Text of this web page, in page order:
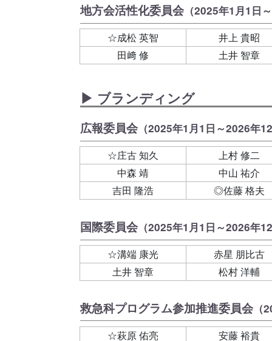
地方会活性化委員会（2025年1月1日
☆成松 英智
井上 貴昭
田﨑 修
土井 智章
▶ ブランディング
広報委員会（2025年1月1日～2026年
☆庄古 知久
上村 修二
中森 靖
中山 祐介
吉田 隆浩
◎佐藤 格夫
国際委員会（2025年1月1日～2026年
☆溝端 康光
赤星 朋比古
土井 智章
松村 洋輔
救急科プログラム参加推進委員会（
☆萩原 佑亮 安藤 裕貴